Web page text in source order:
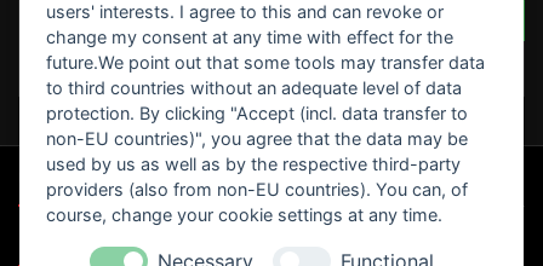
SCHREIBEN SIE IHRE BEWERTUNG
Seien Sie der Erste, der
eine Bewertung schreibt
!
UNSERE SPEZIALANGEBOTE
users' interests. I agree to this and can revoke or
change my consent at any time with effect for the
future.We point out that some tools may transfer data
to third countries without an adequate level of data
protection. By clicking "Accept (incl. data transfer to
non-EU countries)", you agree that the data may be
used by us as well as by the respective third-party
providers (also from non-EU countries). You can, of
course, change your cookie settings at any time.
Necessary Functional